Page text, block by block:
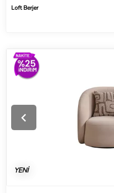
Loft Berjer
YENİ